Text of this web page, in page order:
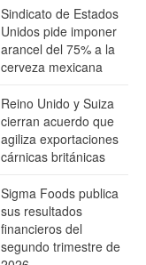
Sindicato de Estados
Unidos pide imponer
arancel del 75% a la
cerveza mexicana
Reino Unido y Suiza
cierran acuerdo que
agiliza exportaciones
cárnicas británicas
Sigma Foods publica
sus resultados
financieros del
segundo trimestre de